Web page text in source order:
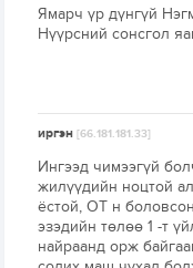
Ямарч үр дүнгүй
Нүүрсний сонсгол
иргэн[66.181.181.33]
Ингээд чимээгүй
жилүүдийн ноцтой
ёстой, ОТ н
эзэдийн төлөө 1 -т
найраанд орж